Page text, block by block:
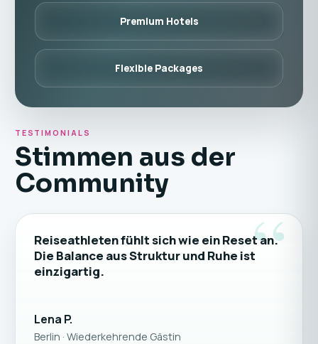
Premium Hotels
Flexible Packages
TESTIMONIALS
Stimmen aus der
Community
“
Reiseathleten fühlt sich wie ein Reset an.
Die Balance aus Struktur und Ruhe ist
einzigartig.
Lena P.
Berlin · Wiederkehrende Gästin